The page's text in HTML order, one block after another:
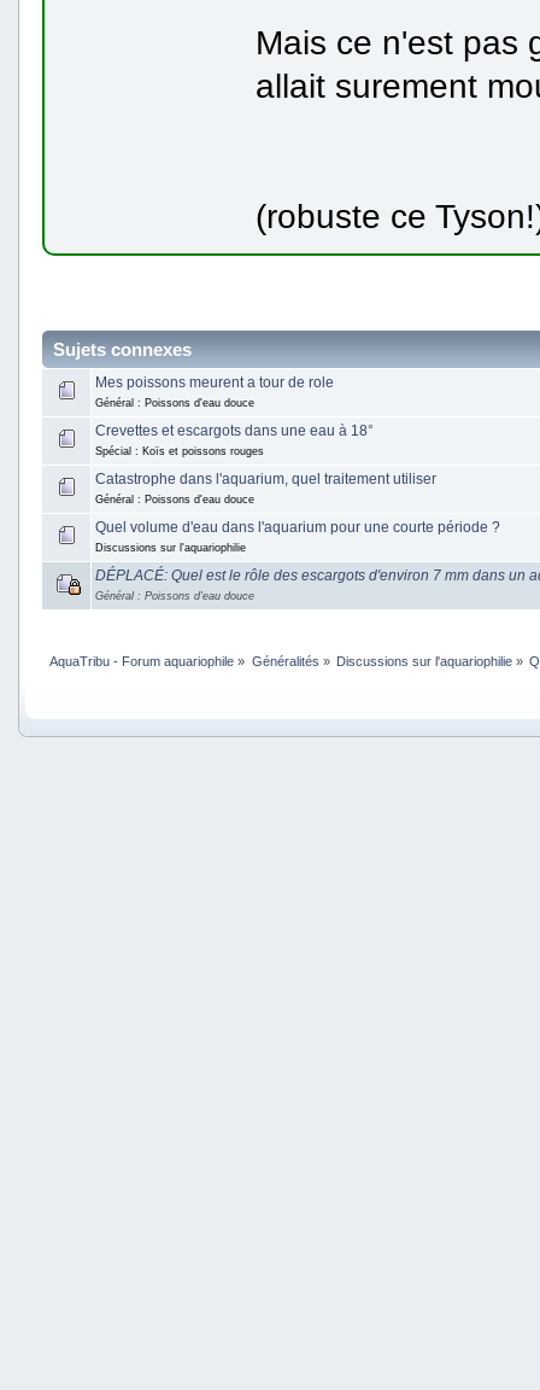
Mais ce n'est pas
allait surement
(robuste ce
Sujets connexes
Mes poissons meurent a tour de role
Général : Poissons d'eau douce
Crevettes et escargots dans une eau à 18°
Spécial : Koïs et poissons rouges
Catastrophe dans l'aquarium, quel traitement utiliser
Général : Poissons d'eau douce
Quel volume d'eau dans l'aquarium pour une courte période ?
Discussions sur l'aquariophilie
DÉPLACÉ: Quel est le rôle des escargots d'environ 7 mm dans un
Général : Poissons d'eau douce
AquaTribu - Forum aquariophile » Généralités » Discussions sur l'aquariophilie»